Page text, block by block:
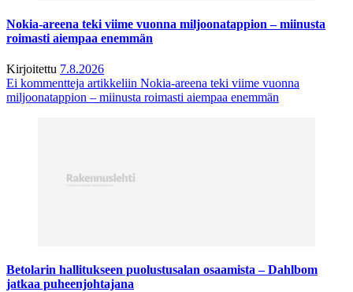
Nokia-areena teki viime vuonna miljoonatappion – miinusta
roimasti aiempaa enemmän
Kirjoitettu 7.8.2026
Ei kommentteja artikkeliin Nokia-areena teki viime vuonna
miljoonatappion – miinusta roimasti aiempaa enemmän
Betolarin hallitukseen puolustusalan osaamista – Dahlbom
jatkaa puheenjohtajana